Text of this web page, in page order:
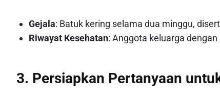
Gejala: Batuk kering selama dua minggu,
Riwayat Kesehatan: Anggota keluarga
3. Persiapkan Pertanyaan